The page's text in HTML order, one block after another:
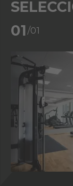
01/01